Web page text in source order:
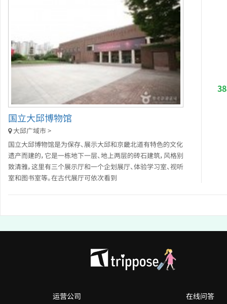
国立大邱博物馆
大邱广域市 >
国立大邱博物馆是为保存、展示大邱和京畿北道有特色的文化
遗产而建的，它是一栋地下一层、地上两层的砖石建筑，风格别
致清雅，这里有三个展示厅和一个企划展厅、体验学习室、视听
室和图书室等。在古代展厅可依次看到
运营公司
在线问答